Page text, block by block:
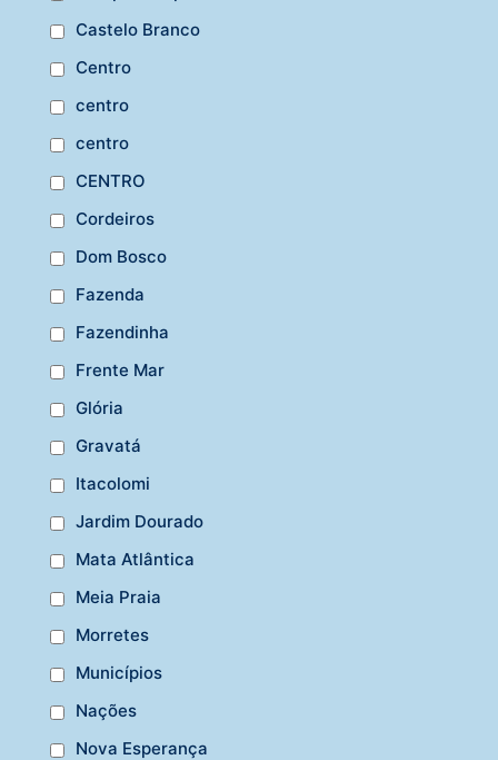
Castelo Branco
Centro
centro
centro
CENTRO
Cordeiros
Dom Bosco
Fazenda
Fazendinha
Frente Mar
Glória
Gravatá
Itacolomi
Jardim Dourado
Mata Atlântica
Meia Praia
Morretes
Municípios
Nações
Nova Esperança